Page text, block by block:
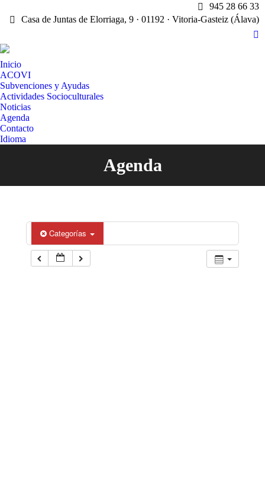
945 28 66 33
Casa de Juntas de Elorriaga, 9 · 01192 · Vitoria-Gasteiz (Álava)
X
Inicio
ACOVI
Subvenciones y Ayudas
Actividades Socioculturales
Noticias
Agenda
Contacto
Idioma
Agenda
Estás aquí:
Categorías